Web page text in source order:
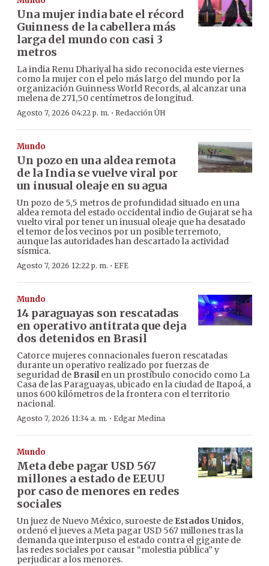
Una mujer india bate el récord
Guinness de la cabellera más
larga del mundo con casi 3
metros
La india Renu Dhariyal ha sido reconocida este viernes
como la mujer con el pelo más largo del mundo por la
organización Guinness World Records, al alcanzar una
melena de 271,50 centímetros de longitud.
Agosto 7, 2026 04:22 p. m. · Redacción ÚH
Mundo
Un pozo en una aldea remota
de la India se vuelve viral por
un inusual oleaje en su agua
Un pozo de 5,5 metros de profundidad situado en una
aldea remota del estado occidental indio de Gujarat se ha
vuelto viral por tener un inusual oleaje que ha desatado
el temor de los vecinos por un posible terremoto,
aunque las autoridades han descartado la actividad
sísmica.
Agosto 7, 2026 12:22 p. m. · EFE
Mundo
14 paraguayas son rescatadas
en operativo antitrata que deja
dos detenidos en Brasil
Catorce mujeres connacionales fueron rescatadas
durante un operativo realizado por fuerzas de
seguridad de Brasilen un prostíbulo conocido como La
Casa de las Paraguayas, ubicado en la ciudad de Itapoá, a
unos 600 kilómetros de la frontera con el territorio
nacional.
Agosto 7, 2026 11:34 a. m. · Edgar Medina
Mundo
Meta debe pagar USD 567
millones a estado de EEUU
por caso de menores en redes
sociales
Un juez de Nuevo México, suroeste de Estados Unidos,
ordenó el jueves a Meta pagar USD 567 millones tras la
demanda que interpuso el estado contra el gigante de
las redes sociales por causar “molestia pública” y
perjudicar a los menores.